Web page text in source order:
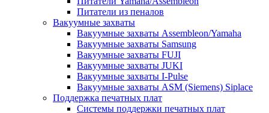
Питатели из пеналов
Вакуумные захваты
Вакуумные захваты Assembleon/Yamaha
Вакуумные захваты Samsung
Вакуумные захваты FUJI
Вакуумные захваты JUKI
Вакуумные захваты I-Pulse
Вакуумные захваты ASM (Siemens) Siplace
Поддержка печатных плат
Системы поддержки печатных плат